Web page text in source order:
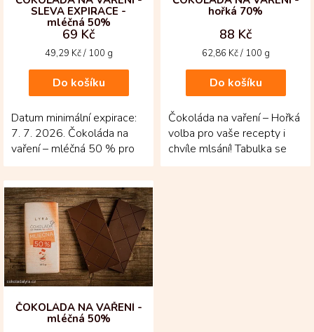
SLEVA EXPIRACE -
mléčná 50%
69 Kč
Měrná
49,29 Kč / 100 g
Do košíku
Datum minimální expirace:
7. 7. 2026. Čokoláda na
vaření – mléčná 50 % pro
ty, kdo chtějí vařit i péct s
opravdovou...
hořká 70%
88 Kč
Měrná
62,86 Kč / 100 g
Do košíku
Čokoláda na vaření – Hořká
volba pro vaše recepty i
chvíle mlsání! Tabulka se
70 % kakaa je vyrobená z
ČOKOLÁDA NA VAŘENÍ -
mléčná 50%